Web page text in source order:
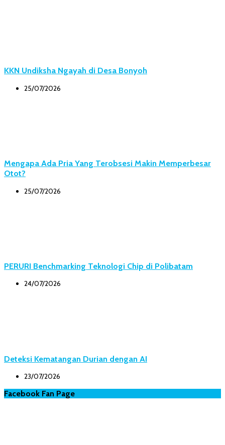
KKN Undiksha Ngayah di Desa Bonyoh
25/07/2026
Mengapa Ada Pria Yang Terobsesi Makin Memperbesar
Otot?
25/07/2026
PERURI Benchmarking Teknologi Chip di Polibatam
24/07/2026
Deteksi Kematangan Durian dengan AI
23/07/2026
Facebook Fan Page